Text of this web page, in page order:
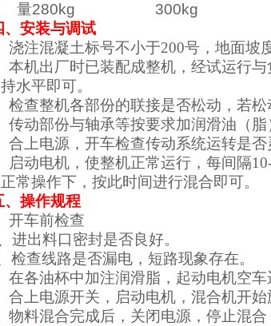
量280kg 300kg
、安装与调试
浇注混凝土标号不小于200号，地面坡
本机出厂时已装配成整机，经试运行
水平即可。
检查整机各部份的联接是否松动，若松
传动部份与轴承等按要求加润滑油（脂
合上电源，开车检查传动系统运转是否
启动电机，使整机正常运行，每间隔
常操作下，按此时间进行混合即可。
、操作规程
开车前检查
进出料口密封是否良好。
检查线路是否漏电，短路现象存在。
在各油杯中加注润滑脂，起动电机空
合上电源开关，启动电机，混合机开始
物料混合完成后，关闭电源，停止混合